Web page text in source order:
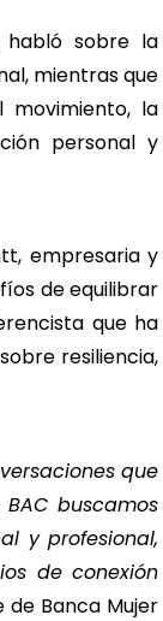
habló sobre la
mientras que
movimiento, la
personal y
empresaria y
de equilibrar
que ha
resiliencia,
que
buscamos
y profesional,
de conexión
Banca Mujer